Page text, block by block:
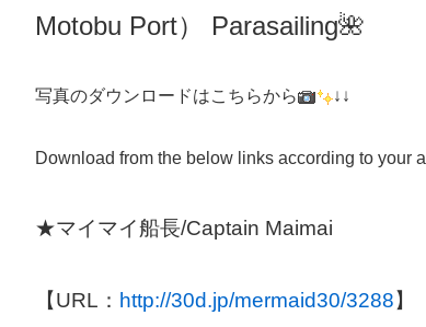
Motobu Port）
Parasailing🌺
写真のダウンロードはこちらから ↓↓
Download from the below links according to your
★マイマイ船長/Captain Maimai
【URL： http://30d.jp/mermaid30/3288】